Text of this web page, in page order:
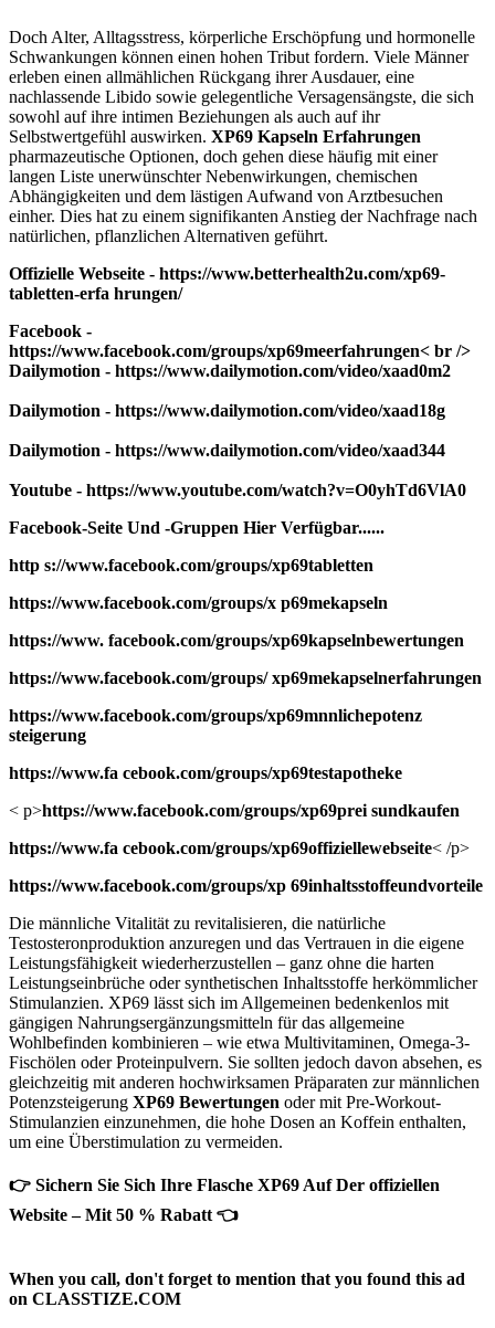
Doch Alter, Alltagsstress, körperliche Erschöpfung und hormonelle
Schwankungen können einen hohen Tribut fordern. Viele Männer
erleben einen allmählichen Rückgang ihrer Ausdauer, eine
nachlassende Libido sowie gelegentliche Versagensängste, die sich
sowohl auf ihre intimen Beziehungen als auch auf ihr
Selbstwertgefühl auswirken. XP69 Kapseln Erfahrungen
pharmazeutische Optionen, doch gehen diese häufig mit einer
langen Liste unerwünschter Nebenwirkungen, chemischen
Abhängigkeiten und dem lästigen Aufwand von Arztbesuchen
einher. Dies hat zu einem signifikanten Anstieg der Nachfrage nach
natürlichen, pflanzlichen Alternativen geführt.
Offizielle Webseite - https://www.betterhealth2u.com/xp69-
tabletten-erfa hrungen/
Facebook -
https://www.facebook.com/groups/xp69meerfahrungen< br />
Dailymotion - https://www.dailymotion.com/video/xaad0m2
Dailymotion - https://www.dailymotion.com/video/xaad18g
Dailymotion - https://www.dailymotion.com/video/xaad344
Youtube - https://www.youtube.com/watch?v=O0yhTd6VlA0
Facebook-Seite Und -Gruppen Hier Verfügbar......
http s://www.facebook.com/groups/xp69tabletten
https://www.facebook.com/groups/x p69mekapseln
https://www. facebook.com/groups/xp69kapselnbewertungen
https://www.facebook.com/groups/ xp69mekapselnerfahrungen
https://www.facebook.com/groups/xp69mnnlichepotenz
steigerung
https://www.fa cebook.com/groups/xp69testapotheke
< p>https://www.facebook.com/groups/xp69prei sundkaufen
https://www.fa cebook.com/groups/xp69offiziellewebseite< /p>
https://www.facebook.com/groups/xp 69inhaltsstoffeundvorteile
Die männliche Vitalität zu revitalisieren, die natürliche
Testosteronproduktion anzuregen und das Vertrauen in die eigene
Leistungsfähigkeit wiederherzustellen – ganz ohne die harten
Leistungseinbrüche oder synthetischen Inhaltsstoffe herkömmlicher
Stimulanzien. XP69 lässt sich im Allgemeinen bedenkenlos mit
gängigen Nahrungsergänzungsmitteln für das allgemeine
Wohlbefinden kombinieren – wie etwa Multivitaminen, Omega-3-
Fischölen oder Proteinpulvern. Sie sollten jedoch davon absehen, es
gleichzeitig mit anderen hochwirksamen Präparaten zur männlichen
Potenzsteigerung XP69 Bewertungen oder mit Pre-Workout-
Stimulanzien einzunehmen, die hohe Dosen an Koffein enthalten,
um eine Überstimulation zu vermeiden.
👉 Sichern Sie Sich Ihre Flasche XP69 Auf Der offiziellen
Website – Mit 50 % Rabatt 👈
When you call, don't forget to mention that you found this ad
on CLASSTIZE.COM